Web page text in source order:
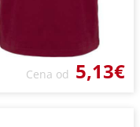
Cena od 5,13€